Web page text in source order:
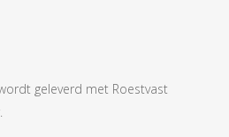
geleverd met Roestvast